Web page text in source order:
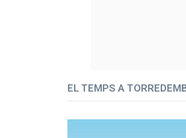
EL TEMPS A